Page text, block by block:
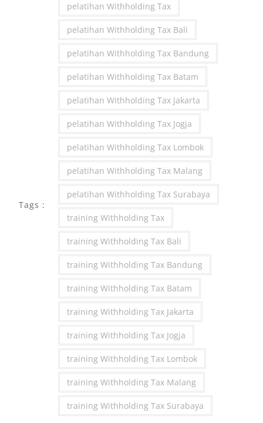
Tags :
pelatihan Withholding Tax
pelatihan Withholding Tax Bali
pelatihan Withholding Tax Bandung
pelatihan Withholding Tax Batam
pelatihan Withholding Tax Jakarta
pelatihan Withholding Tax Jogja
pelatihan Withholding Tax Lombok
pelatihan Withholding Tax Malang
pelatihan Withholding Tax Surabaya
training Withholding Tax
training Withholding Tax Bali
training Withholding Tax Bandung
training Withholding Tax Batam
training Withholding Tax Jakarta
training Withholding Tax Jogja
training Withholding Tax Lombok
training Withholding Tax Malang
training Withholding Tax Surabaya